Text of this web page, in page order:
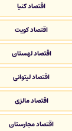
اقتصاد کنیا
اقتصاد کویت
اقتصاد لهستان
اقتصاد لیتوانی
اقتصاد مالزی
اقتصاد مجارستان